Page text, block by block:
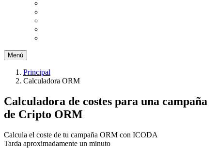
Menú
Principal
Calculadora ORM
Calculadora de costes para una campaña
de Cripto ORM
Calcula el coste de tu campaña ORM con ICODA
Tarda aproximadamente un minuto